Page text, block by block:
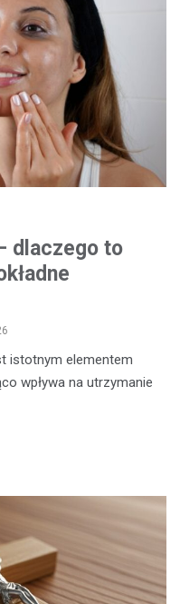
dlaczego to
istotnym elementem
wpływa na utrzymanie